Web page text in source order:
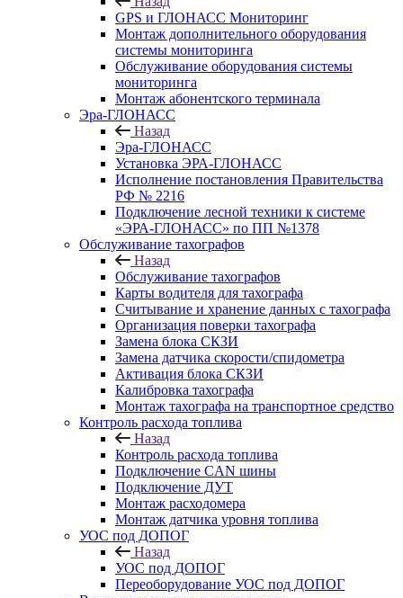
GPS и ГЛОНАСС Мониторинг
Монтаж дополнительного оборудования
системы мониторинга
Обслуживание оборудования системы
мониторинга
Монтаж абонентского терминала
Эра-ГЛОНАСС
Назад
Эра-ГЛОНАСС
Установка ЭРА-ГЛОНАСС
Исполнение постановления Правительства
РФ № 2216
Подключение лесной техники к системе
«ЭРА-ГЛОНАСС» по ПП №1378
Обслуживание тахографов
Назад
Обслуживание тахографов
Карты водителя для тахографа
Считывание и хранение данных с тахографа
Организация поверки тахографа
Замена блока СКЗИ
Замена датчика скорости/спидометра
Активация блока СКЗИ
Калибровка тахографа
Монтаж тахографа на транспортное средство
Контроль расхода топлива
Назад
Контроль расхода топлива
Подключение CAN шины
Подключение ДУТ
Монтаж расходомера
Монтаж датчика уровня топлива
УОС под ДОПОГ
Назад
УОС под ДОПОГ
Переоборудование УОС под ДОПОГ